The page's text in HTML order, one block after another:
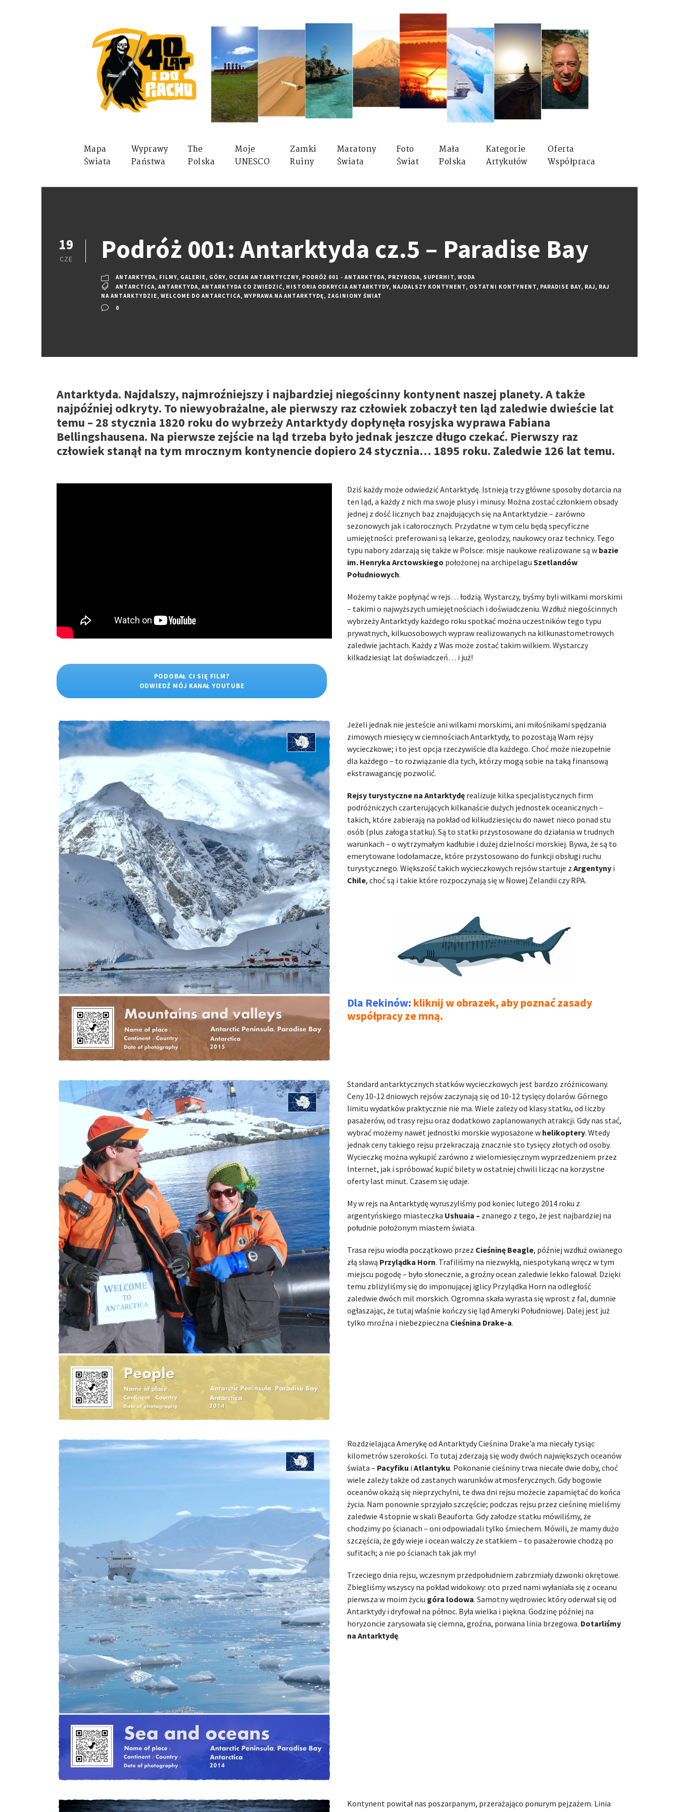
Mapa
Świata
Wyprawy
Państwa
The
Polska
Moje
UNESCO
Zamki
Ruiny
Maratony
Świata
Foto
Świat
Mała
Polska
Kategorie
Artykułów
Oferta
Współpraca
19
CZE Podróż 001: Antarktyda cz.5 – Paradise Bay
ANTARKTYDA, FILMY, GALERIE, GÓRY, OCEAN ANTARKTYCZNY, PODRÓŻ 001 - ANTARKTYDA, PRZYRODA, SUPERHIT, WODA
ANTARCTICA, ANTARKTYDA, ANTARKTYDA CO ZWIEDZIĆ, HISTORIA ODKRYCIA ANTARKTYDY, NAJDALSZY KONTYNENT, OSTATNI KONTYNENT, PARADISE BAY, RAJ, RAJ
NA ANTARKTYDZIE, WELCOME DO ANTARCTICA, WYPRAWA NA ANTARKTYDĘ, ZAGINIONY ŚWIAT
0
Antarktyda. Najdalszy, najmroźniejszy i najbardziej niegościnny kontynent naszej planety. A także
najpóźniej odkryty. To niewyobrażalne, ale pierwszy raz człowiek zobaczył ten ląd zaledwie dwieście lat
temu – 28 stycznia 1820 roku do wybrzeży Antarktydy dopłynęła rosyjska wyprawa Fabiana
Bellingshausena. Na pierwsze zejście na ląd trzeba było jednak jeszcze długo czekać. Pierwszy raz
człowiek stanął na tym mrocznym kontynencie dopiero 24 stycznia… 1895 roku. Zaledwie 126 lat temu.
PODOBAŁ CI SIĘ FILM?
ODWIEDŹ MÓJ KANAŁ YOUTUBE
Dziś każdy może odwiedzić Antarktydę. Istnieją trzy główne sposoby dotarcia na
ten ląd, a każdy z nich ma swoje plusy i minusy. Można zostać członkiem obsady
jednej z dość licznych baz znajdujących się na Antarktydzie – zarówno
sezonowych jak i całorocznych. Przydatne w tym celu będą specyficzne
umiejętności: preferowani są lekarze, geolodzy, naukowcy oraz technicy. Tego
typu nabory zdarzają się także w Polsce: misje naukowe realizowane są w bazie
im. Henryka Arctowskiego położonej na archipelagu Szetlandów
Południowych.
Możemy także popłynąć w rejs… łodzią. Wystarczy, byśmy byli wilkami morskimi
– takimi o najwyższych umiejętnościach i doświadczeniu. Wzdłuż niegościnnych
wybrzeży Antarktydy każdego roku spotkać można uczestników tego typu
prywatnych, kilkuosobowych wypraw realizowanych na kilkunastometrowych
zaledwie jachtach. Każdy z Was może zostać takim wilkiem. Wystarczy
kilkadziesiąt lat doświadczeń… i już!
Jeżeli jednak nie jesteście ani wilkami morskimi, ani miłośnikami spędzania
zimowych miesięcy w ciemnościach Antarktydy, to pozostają Wam rejsy
wycieczkowe; i to jest opcja rzeczywiście dla każdego. Choć może niezupełnie
dla każdego – to rozwiązanie dla tych, którzy mogą sobie na taką finansową
ekstrawagancję pozwolić.
Rejsy turystyczne na Antarktydę realizuje kilka specjalistycznych firm
podróżniczych czarterujących kilkanaście dużych jednostek oceanicznych –
takich, które zabierają na pokład od kilkudziesięciu do nawet nieco ponad stu
osób (plus załoga statku). Są to statki przystosowane do działania w trudnych
warunkach – o wytrzymałym kadłubie i dużej dzielności morskiej. Bywa, że są to
emerytowane lodołamacze, które przystosowano do funkcji obsługi ruchu
turystycznego. Większość takich wycieczkowych rejsów startuje z Argentyny i
Chile, choć są i takie które rozpoczynają się w Nowej Zelandii czy RPA.
Dla Rekinów: kliknij w obrazek, aby poznać zasady
współpracy ze mną.
Standard antarktycznych statków wycieczkowych jest bardzo zróżnicowany.
Ceny 10-12 dniowych rejsów zaczynają się od 10-12 tysięcy dolarów. Górnego
limitu wydatków praktycznie nie ma. Wiele zależy od klasy statku, od liczby
pasażerów, od trasy rejsu oraz dodatkowo zaplanowanych atrakcji. Gdy nas stać,
wybrać możemy nawet jednostki morskie wyposażone w helikoptery. Wtedy
jednak ceny takiego rejsu przekraczają znacznie sto tysięcy złotych od osoby.
Wycieczkę można wykupić zarówno z wielomiesięcznym wyprzedzeniem przez
Internet, jak i spróbować kupić bilety w ostatniej chwili licząc na korzystne
oferty last minut. Czasem się udaje.
My w rejs na Antarktydę wyruszyliśmy pod koniec lutego 2014 roku z
argentyńskiego miasteczka Ushuaia – znanego z tego, że jest najbardziej na
południe położonym miastem świata.
Trasa rejsu wiodła początkowo przez Cieśninę Beagle, później wzdłuż owianego
złą sławą Przylądka Horn. Trafiliśmy na niezwykłą, niespotykaną wręcz w tym
miejscu pogodę – było słonecznie, a groźny ocean zaledwie lekko falował. Dzięki
temu zbliżyliśmy się do imponującej iglicy Przylądka Horn na odległość
zaledwie dwóch mil morskich. Ogromna skała wyrasta się wprost z fal, dumnie
ogłaszając, że tutaj właśnie kończy się ląd Ameryki Południowej. Dalej jest już
tylko mroźna i niebezpieczna Cieśnina Drake-a.
Rozdzielająca Amerykę od Antarktydy Cieśnina Drake’a ma niecały tysiąc
kilometrów szerokości. To tutaj zderzają się wody dwóch największych oceanów
świata – Pacyfiku i Atlantyku. Pokonanie cieśniny trwa niecałe dwie doby, choć
wiele zależy także od zastanych warunków atmosferycznych. Gdy bogowie
oceanów okażą się nieprzychylni, te dwa dni rejsu możecie zapamiętać do końca
życia. Nam ponownie sprzyjało szczęście; podczas rejsu przez cieśninę mieliśmy
zaledwie 4 stopnie w skali Beauforta. Gdy załodze statku mówiliśmy, że
chodzimy po ścianach – oni odpowiadali tylko śmiechem. Mówili, że mamy dużo
szczęścia, że gdy wieje i ocean walczy ze statkiem – to pasażerowie chodzą po
sufitach; a nie po ścianach tak jak my!
Trzeciego dnia rejsu, wczesnym przedpołudniem zabrzmiały dzwonki okrętowe.
Zbiegliśmy wszyscy na pokład widokowy: oto przed nami wyłaniała się z oceanu
pierwsza w moim życiu góra lodowa. Samotny wędrowiec który oderwał się od
Antarktydy i dryfował na północ. Była wielka i piękna. Godzinę później na
horyzoncie zarysowała się ciemna, groźna, porwana linia brzegowa. Dotarliśmy
na Antarktydę.
Kontynent powitał nas poszarpanym, przerażająco ponurym pejzażem. Linia